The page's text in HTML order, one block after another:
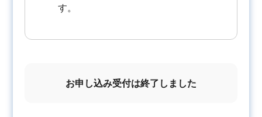
す。
お申し込み受付は終了しました